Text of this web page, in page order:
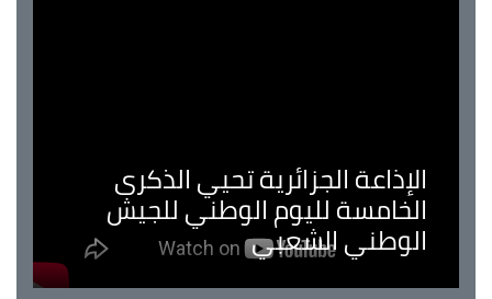
الجزائرية تحيي الذكرى
لليوم الوطني للجيش
الشعبي